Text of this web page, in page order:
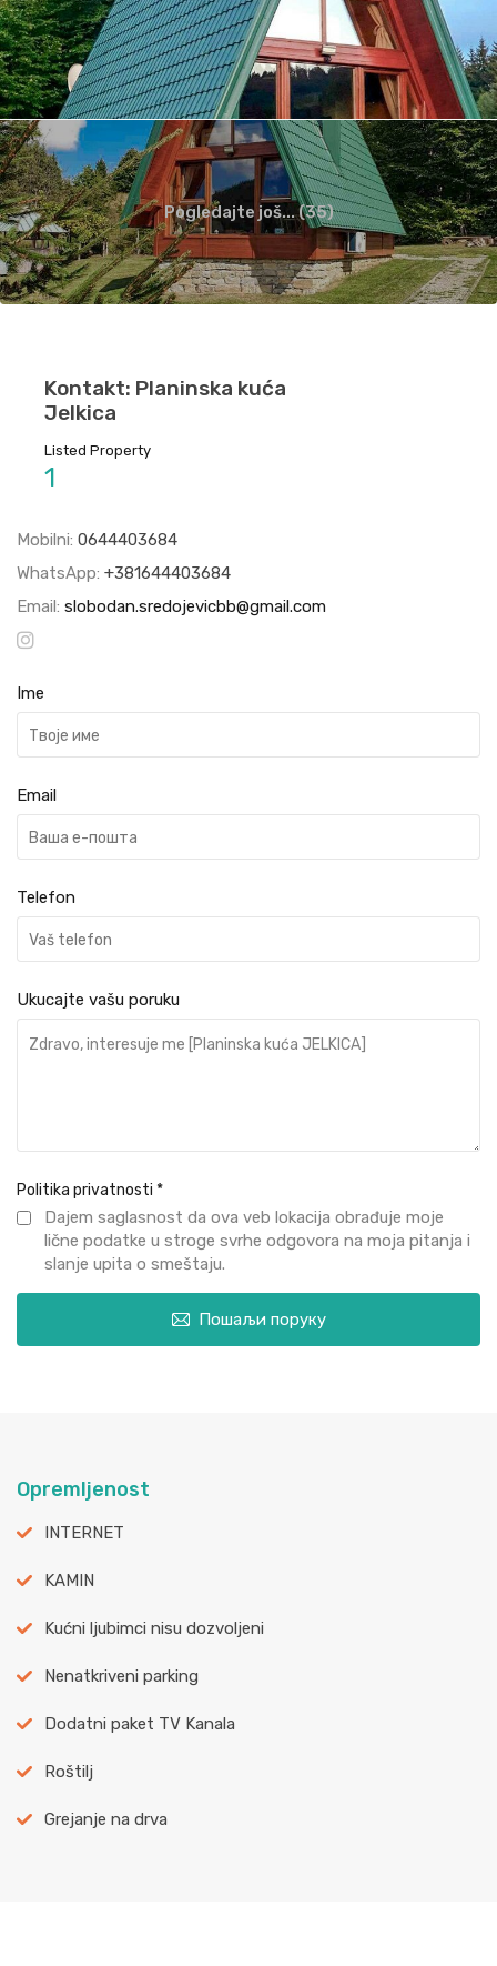
Pogledajte još... (35)
Kontakt: Planinska kuća
Jelkica
Listed Property
1
Mobilni: 0644403684
WhatsApp: +381644403684
Email: slobodan.sredojevicbb@gmail.com
Ime
Email
Telefon
Ukucajte vašu poruku
Politika privatnosti *
Dajem saglasnost da ova veb lokacija obrađuje moje
lične podatke u stroge svrhe odgovora na moja pitanja i
slanje upita o smeštaju.
Пошаљи поруку
Opremljenost
INTERNET
KAMIN
Kućni ljubimci nisu dozvoljeni
Nenatkriveni parking
Dodatni paket TV Kanala
Roštilj
Grejanje na drva